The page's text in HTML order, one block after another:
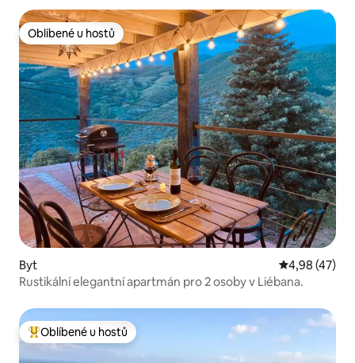
Oblíbené u hostů
Oblíbené u hostů
Byt Průměrné
4,98 (47)
Rustikální elegantní apartmán pro 2 osoby v Liébana.
Nejlepší v kategorii Oblíbené u hostů
Oblíbené u hostů